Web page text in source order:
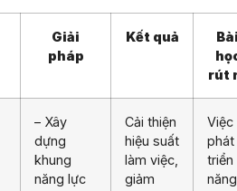
Giải
pháp
Kết quả
rút
– Xây
dựng
khung
năng lực
Cải thiện
hiệu suất
làm việc,
giảm
Việc
phát
triển
năng